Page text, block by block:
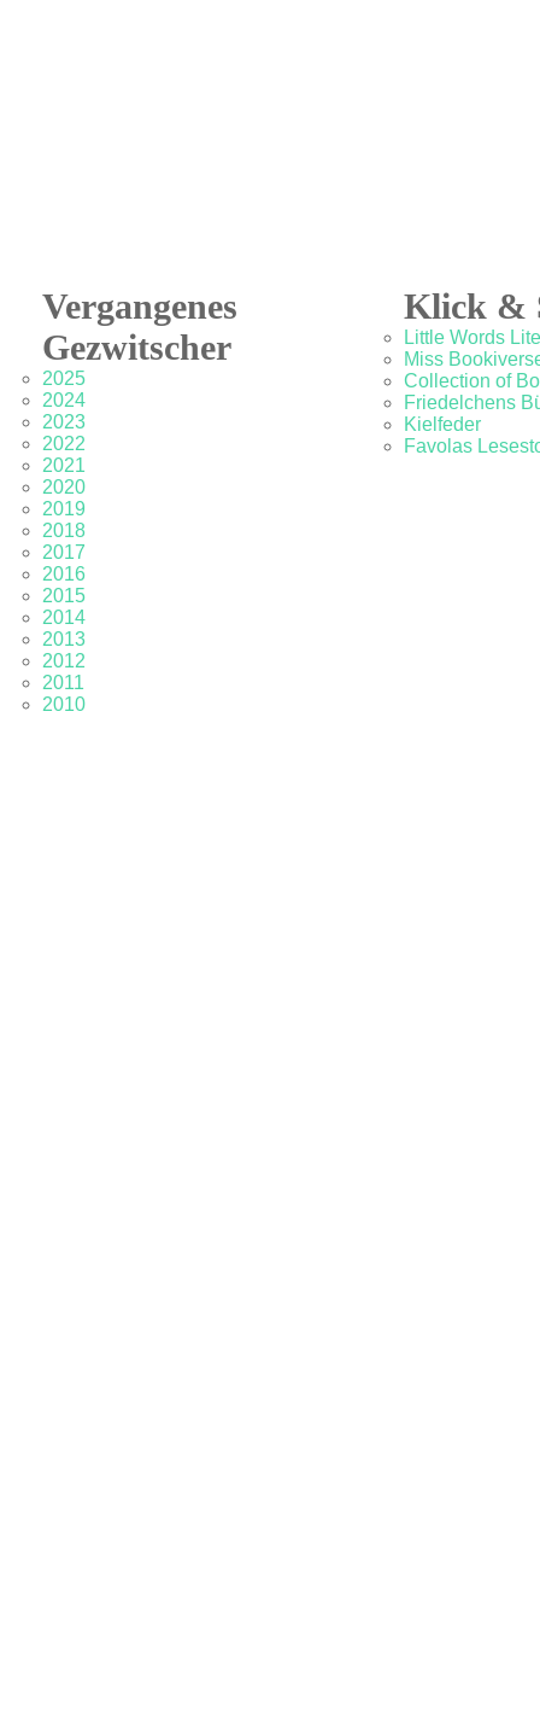
Vergangenes
Gezwitscher
2025
2024
2023
2022
2021
2020
2019
2018
2017
2016
2015
2014
2013
2012
2011
2010
Klick &
Little Words
Miss
Collection of
Friedelchens
Kielfeder
Favolas